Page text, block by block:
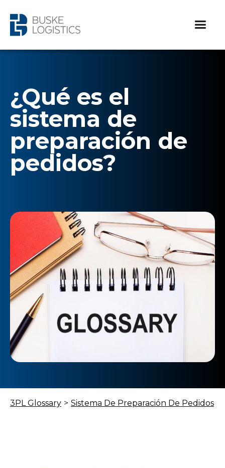
¿Qué es el
sistema de
preparación de
pedidos?
3PL Glossary > Sistema De Preparación De Pedidos